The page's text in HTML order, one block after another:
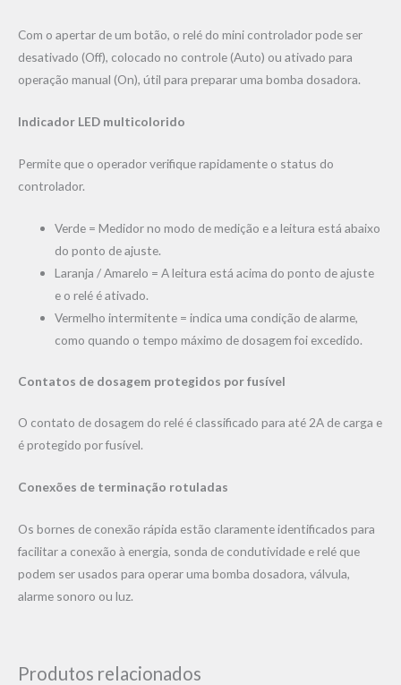
Com o apertar de um botão, o relé do mini controlador pode ser
desativado (Off), colocado no controle (Auto) ou ativado para
operação manual (On), útil para preparar uma bomba dosadora.
Indicador LED multicolorido
Permite que o operador verifique rapidamente o status do
controlador.
Verde = Medidor no modo de medição e a leitura está abaixo
do ponto de ajuste.
Laranja / Amarelo = A leitura está acima do ponto de ajuste
e o relé é ativado.
Vermelho intermitente = indica uma condição de alarme,
como quando o tempo máximo de dosagem foi excedido.
Contatos de dosagem protegidos por fusível
O contato de dosagem do relé é classificado para até 2A de carga e
é protegido por fusível.
Conexões de terminação rotuladas
Os bornes de conexão rápida estão claramente identificados para
facilitar a conexão à energia, sonda de condutividade e relé que
podem ser usados ​​para operar uma bomba dosadora, válvula,
alarme sonoro ou luz.
Produtos relacionados